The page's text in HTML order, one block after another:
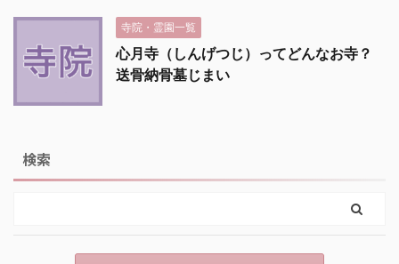
寺院・霊園一覧
心月寺（しんげつじ）ってどんなお寺？
送骨納骨墓じまい
検索